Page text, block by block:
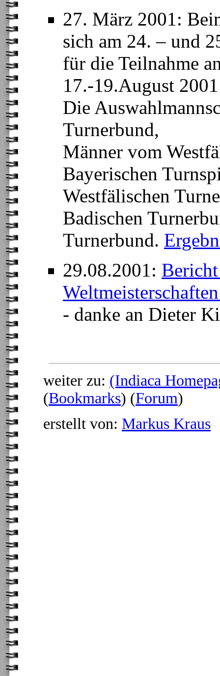
27. März 2001:
sich am 24. – und
für die Teilnahme
17.-19.August
Die
Turnerbund,
Männer vom
Bayerischen
Westfälischen
Badischen
Turnerbund.
29.08.2001:
- danke an Dieter
weiter zu: (Indiaca
(Bookmarks) (Forum)
erstellt von: Markus Kraus